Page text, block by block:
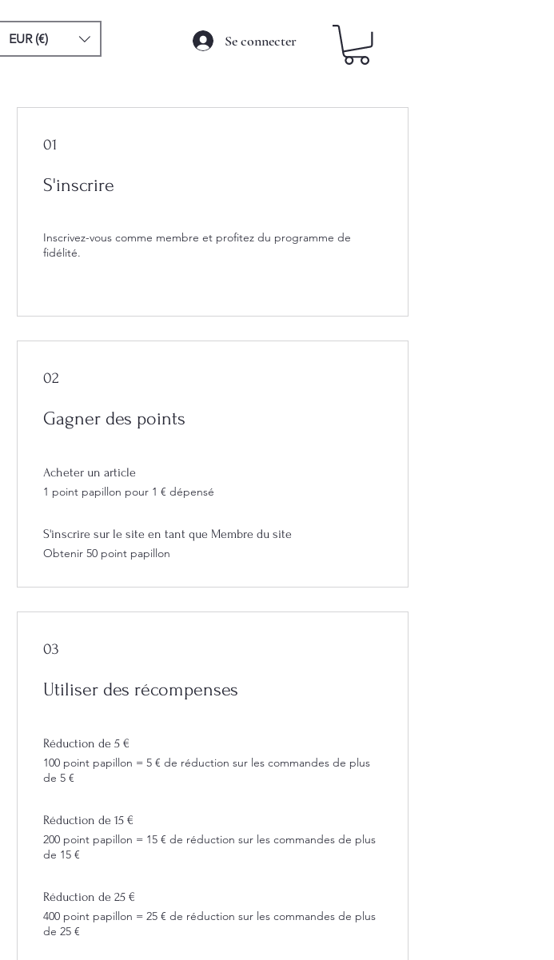
EUR (€) Se connecter
01
S'inscrire
Inscrivez-vous comme membre et profitez du programme de
fidélité.
02
Gagner des points
Acheter un article
1 point papillon pour 1 € dépensé
S'inscrire sur le site en tant que Membre du site
Obtenir 50 point papillon
03
Utiliser des récompenses
Réduction de 5 €
100 point papillon = 5 € de réduction sur les commandes de plus
de 5 €
Réduction de 15 €
200 point papillon = 15 € de réduction sur les commandes de plus
de 15 €
Réduction de 25 €
400 point papillon = 25 € de réduction sur les commandes de plus
de 25 €